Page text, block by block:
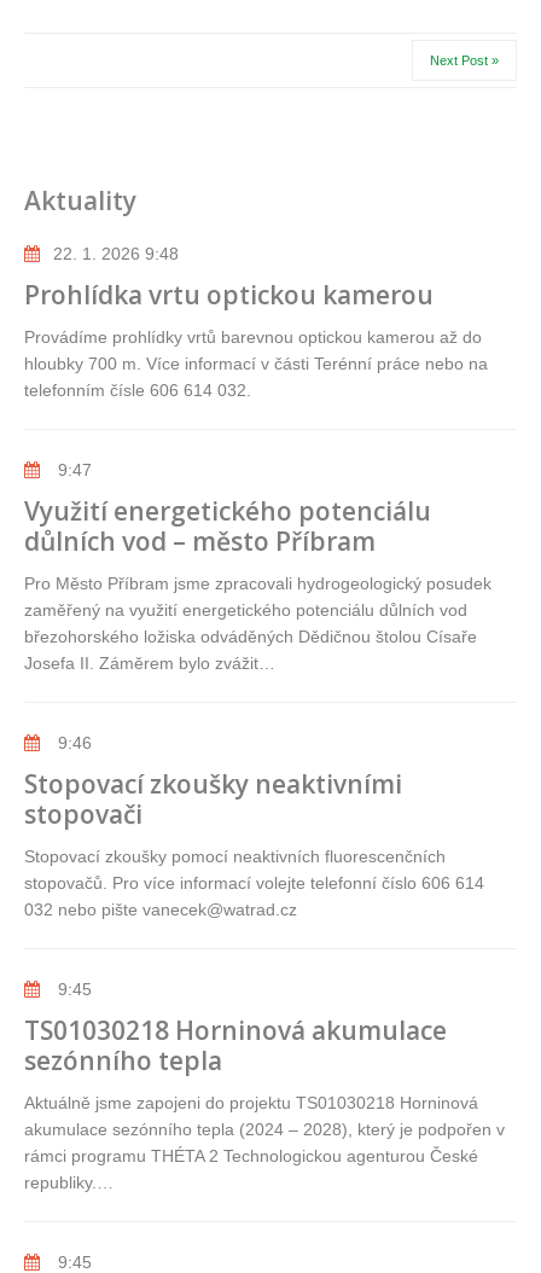
Next Post »
Aktuality
22. 1. 2026 9:48
Prohlídka vrtu optickou kamerou
Provádíme prohlídky vrtů barevnou optickou kamerou až do
hloubky 700 m. Více informací v části Terénní práce nebo na
telefonním čísle 606 614 032.
9:47
Využití energetického potenciálu
důlních vod – město Příbram
Pro Město Příbram jsme zpracovali hydrogeologický posudek
zaměřený na využití energetického potenciálu důlních vod
březohorského ložiska odváděných Dědičnou štolou Císaře
Josefa II. Záměrem bylo zvážit…
9:46
Stopovací zkoušky neaktivními
stopovači
Stopovací zkoušky pomocí neaktivních fluorescenčních
stopovačů. Pro více informací volejte telefonní číslo 606 614
032 nebo pište vanecek@watrad.cz
9:45
TS01030218 Horninová akumulace
sezónního tepla
Aktuálně jsme zapojeni do projektu TS01030218 Horninová
akumulace sezónního tepla (2024 – 2028), který je podpořen v
rámci programu THÉTA 2 Technologickou agenturou České
republiky.…
9:45